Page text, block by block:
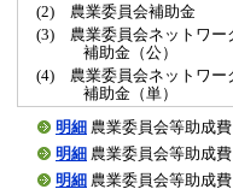
(2) 農業委員会補助金
(3) 農業委員会ネットワー
補助金（公）
(4) 農業委員会ネットワー
補助金（単）
明細 農業委員会等助成
明細 農業委員会等助成
明細 農業委員会等助成